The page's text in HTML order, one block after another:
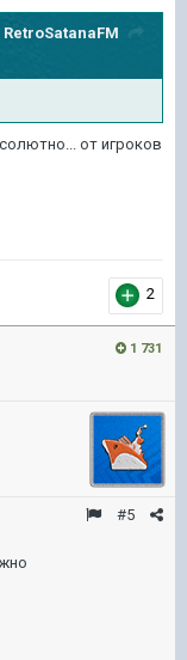
RetroSatanaFM
от игроков
2
1 731
#5